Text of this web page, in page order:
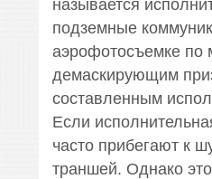
называется
подземные
аэрофотосъемке по
демаскирующим
составленным
Если
часто прибегают к
траншей. Однако